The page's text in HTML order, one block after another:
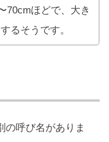
70cmほどで、大き
るそうです。
の呼び名がありま